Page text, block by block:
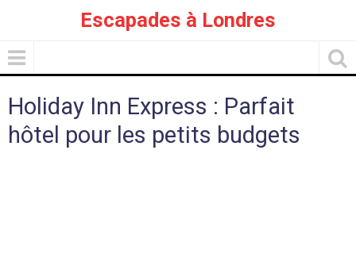
Escapades à Londres
Holiday Inn Express : Parfait
hôtel pour les petits budgets